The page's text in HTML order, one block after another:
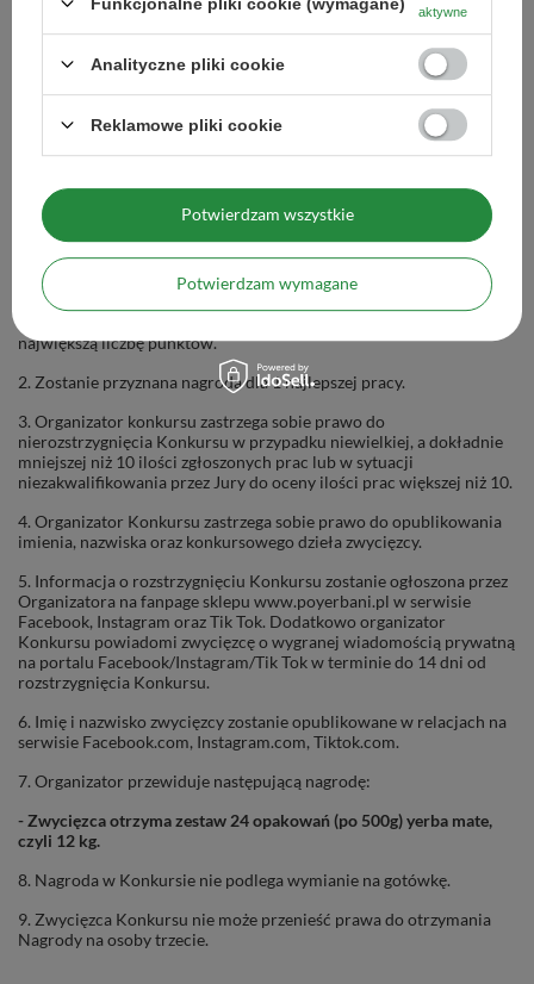
- kwalifikacja do oceny nadesłanych prac,
- ocena prac poprzez przyznanie przez każdego z członków punktów
stanowiących kolejne liczby całkowite od 1 do 6 dla każdej
zakwalifikowanej do oceny pracy, gdzie 6 oznacza pracę najwyżej
§ 5 Nagroda
największą liczbę punktów.
2. Zostanie przyznana nagroda dla 1 najlepszej pracy.
3. Organizator konkursu zastrzega sobie prawo do
nierozstrzygnięcia Konkursu w przypadku niewielkiej, a dokładnie
mniejszej niż 10 ilości zgłoszonych prac lub w sytuacji
niezakwalifikowania przez Jury do oceny ilości prac większej niż 10.
4. Organizator Konkursu zastrzega sobie prawo do opublikowania
imienia, nazwiska oraz konkursowego dzieła zwycięzcy.
5. Informacja o rozstrzygnięciu Konkursu zostanie ogłoszona przez
Organizatora na fanpage sklepu www.poyerbani.pl w serwisie
Facebook, Instagram oraz Tik Tok. Dodatkowo organizator
Konkursu powiadomi zwycięzcę o wygranej wiadomością prywatną
na portalu Facebook/Instagram/Tik Tok w terminie do 14 dni od
rozstrzygnięcia Konkursu.
6. Imię i nazwisko zwycięzcy zostanie opublikowane w relacjach na
serwisie Facebook.com, Instagram.com, Tiktok.com.
7. Organizator przewiduje następującą nagrodę:
- Zwycięzca otrzyma zestaw 24 opakowań (po 500g) yerba mate,
czyli 12 kg.
8. Nagroda w Konkursie nie podlega wymianie na gotówkę.
9. Zwycięzca Konkursu nie może przenieść prawa do otrzymania
Nagrody na osoby trzecie.
aktywne
Analityczne pliki cookie
Reklamowe pliki cookie
Potwierdzam wymagane
Potwierdzam wszystkie